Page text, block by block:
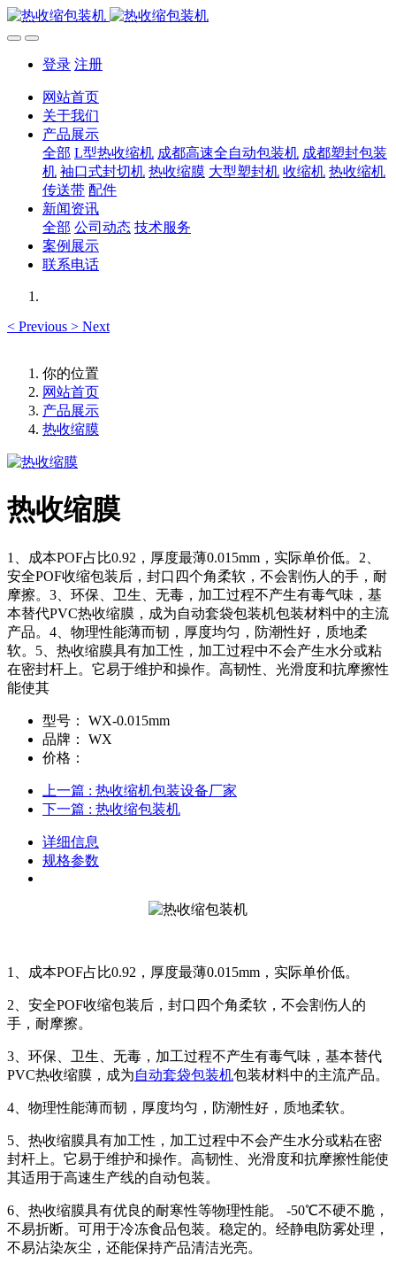
登录 注册
网站首页
关于我们
产品展示
全部 L型热收缩机 成都高速全自动包装机 成都塑封包装
机 袖口式封切机 热收缩膜 大型塑封机 收缩机 热收缩机
传送带 配件
新闻资讯
全部 公司动态 技术服务
案例展示
联系电话
< Previous > Next
你的位置
网站首页
产品展示
热收缩膜
热收缩膜
1、成本POF占比0.92，厚度最薄0.015mm，实际单价低。2、
安全POF收缩包装后，封口四个角柔软，不会割伤人的手，耐
摩擦。3、环保、卫生、无毒，加工过程不产生有毒气味，基
本替代PVC热收缩膜，成为自动套袋包装机包装材料中的主流
产品。4、物理性能薄而韧，厚度均匀，防潮性好，质地柔
软。5、热收缩膜具有加工性，加工过程中不会产生水分或粘
在密封杆上。它易于维护和操作。高韧性、光滑度和抗摩擦性
能使其
型号：
WX-0.015mm
品牌：
WX
价格：
上一篇 : 热收缩机包装设备厂家
下一篇 : 热收缩包装机
详细信息
规格参数
1、成本POF占比0.92，厚度最薄0.015mm，实际单价低。
2、安全POF收缩包装后，封口四个角柔软，不会割伤人的
手，耐摩擦。
3、环保、卫生、无毒，加工过程不产生有毒气味，基本替代
PVC热收缩膜，成为自动套袋包装机包装材料中的主流产品。
4、物理性能薄而韧，厚度均匀，防潮性好，质地柔软。
5、热收缩膜具有加工性，加工过程中不会产生水分或粘在密
封杆上。它易于维护和操作。高韧性、光滑度和抗摩擦性能使
其适用于高速生产线的自动包装。
6、热收缩膜具有优良的耐寒性等物理性能。 -50℃不硬不脆，
不易折断。可用于冷冻食品包装。稳定的。经静电防雾处理，
不易沾染灰尘，还能保持产品清洁光亮。